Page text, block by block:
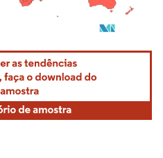
requer atribuição conforme CC BY 4.0.